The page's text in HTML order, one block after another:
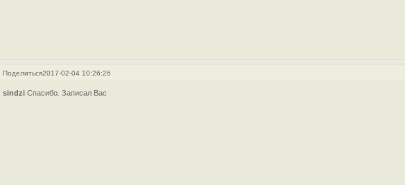
Поделиться2017-02-04 10:26:26
sindzi Спасибо. Записал Вас